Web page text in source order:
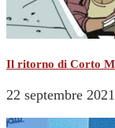
Il ritorno di Corto
22 septembre 2021